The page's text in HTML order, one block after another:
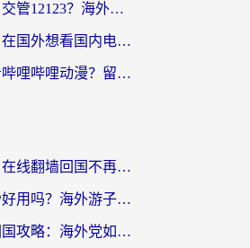
国外登录不了交管12123？海外华人亲测有效的回国加速器选择指南
海外党必看：在国外想看国内电视剧用什么软件？3步解决地域限制
怎么在海外看哔哩哔哩动漫？留学生亲测有效的回国加速方案
海外党必看：在线翻墙回国不再难！教你选对加速器无缝刷国内资源
云极和六毫秒好用吗？海外游子解锁国内资源的真实答案
Ubuntu翻墙回国攻略：海外党如何选对加速器，无缝刷国内剧玩游戏？